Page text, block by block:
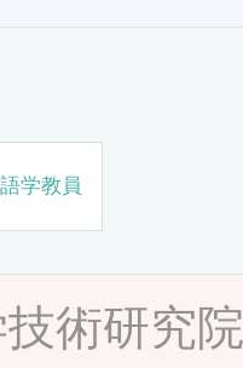
学教員
術研究